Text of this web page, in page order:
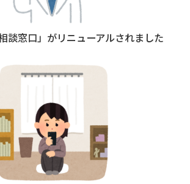
談窓口」がリニューアルされました